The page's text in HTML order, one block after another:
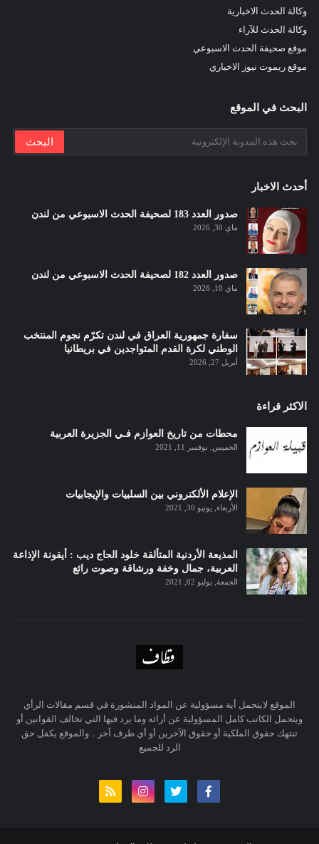
وكالة الحدث الاخبارية
وكالة الحدث للآراء
موقع صحيفة الحدث الاسبوعي
موقع ريموت نيوز الاخباري
البحث في الموقع
أحدث الاخبار
صدور العدد 183 لصحيفة الحدث الاسبوعي من لندن
ماي 30, 2026
صدور العدد 182 لصحيفة الحدث الاسبوعي من لندن
ماي 10, 2026
سفارة جمهورية العراق في لندن تكرّم نجوم المنتخب
الوطني لكرة القدم المتواجدين في بريطانيا
أبريل 27, 2026
الاكثر قراءة
محطات من تاريخ العوازم فـي الجزيرة العربية
الخميس, نوفمبر 11, 2021
الإعلام الألكتروني بين السلبيات والإيجابيات
الأربعاء, يونيو 30, 2021
المذيعة الأردنية المتألقة خلود الحاج ديب : أيقونة الإذاعة
العربية، جمال وخفة ورشاقة وصوت رائع
الجمعة, يوليو 02, 2021
الموقع لايتحمل أية مسؤولية عن المواد المنشورة في قسم مقالات الرأي
ويتحمل الكاتب كامل المسؤولية عن أرائه وما يرد فيها التي تخالف القوانين أو
تنتهك حقوق الملكية أو حقوق الآخرين أو أي طرف آخر .. والموقع يكفل حق
الرد للجميع